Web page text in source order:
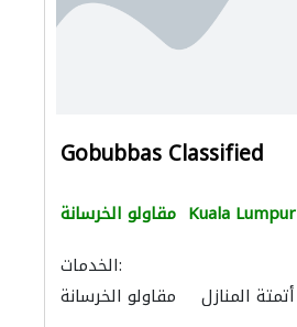
Gobubbas Classified
مقاولو الخرسانة Kuala Lumpur
الخدمات:
مقاولو الخرسانة
أتمتة المنازل